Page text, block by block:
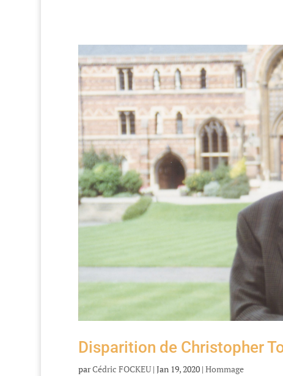
Disparition de Christopher
parCédric FOCKEU| Jan 19, 2020| Hommage